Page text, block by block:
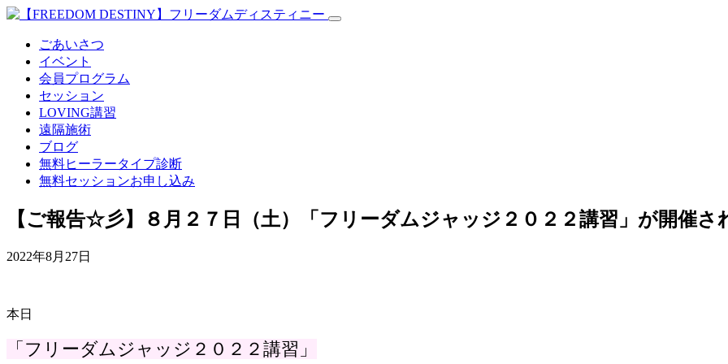
ごあいさつ
イベント
会員プログラム
セッション
LOVING講習
遠隔施術
ブログ
無料ヒーラータイプ診断
無料セッションお申し込み
【ご報告☆彡】８月２７日（土）「フリーダムジャッジ２０２２講習」が開催さ
2022年8月27日
本日
「フリーダムジャッジ２０２２講習」